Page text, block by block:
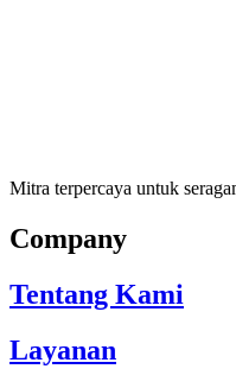
Mitra terpercaya untuk
Company
Tentang Kami
Layanan